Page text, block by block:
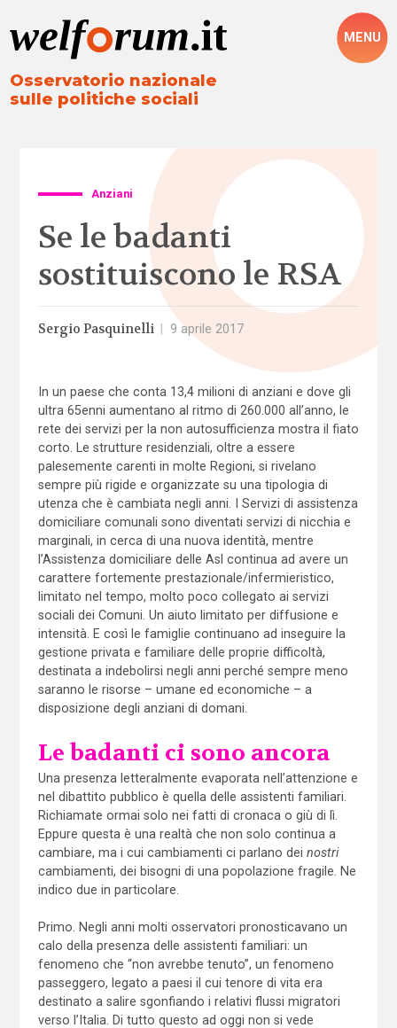
Osservatorio nazionale
sulle politiche sociali
MENU
Anziani
Se le badanti
sostituiscono le RSA
Sergio Pasquinelli 9 aprile 2017
In un paese che conta 13,4 milioni di anziani e dove gli
ultra 65enni aumentano al ritmo di 260.000 all’anno, le
rete dei servizi per la non autosufficienza mostra il fiato
corto. Le strutture residenziali, oltre a essere
palesemente carenti in molte Regioni, si rivelano
sempre più rigide e organizzate su una tipologia di
utenza che è cambiata negli anni. I Servizi di assistenza
domiciliare comunali sono diventati servizi di nicchia e
marginali, in cerca di una nuova identità, mentre
l’Assistenza domiciliare delle Asl continua ad avere un
carattere fortemente prestazionale/infermieristico,
limitato nel tempo, molto poco collegato ai servizi
sociali dei Comuni. Un aiuto limitato per diffusione e
intensità. E così le famiglie continuano ad inseguire la
gestione privata e familiare delle proprie difficoltà,
destinata a indebolirsi negli anni perché sempre meno
saranno le risorse – umane ed economiche – a
disposizione degli anziani di domani.
Le badanti ci sono ancora
Una presenza letteralmente evaporata nell’attenzione e
nel dibattito pubblico è quella delle assistenti familiari.
Richiamate ormai solo nei fatti di cronaca o giù di lì.
Eppure questa è una realtà che non solo continua a
cambiare, ma i cui cambiamenti ci parlano dei nostri
cambiamenti, dei bisogni di una popolazione fragile. Ne
indico due in particolare.
Primo. Negli anni molti osservatori pronosticavano un
calo della presenza delle assistenti familiari: un
fenomeno che “non avrebbe tenuto”, un fenomeno
passeggero, legato a paesi il cui tenore di vita era
destinato a salire sgonfiando i relativi flussi migratori
verso l’Italia. Di tutto questo ad oggi non si vede